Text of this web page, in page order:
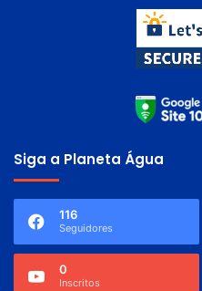
Siga a Planeta Água
116
Seguidores
0
Inscritos